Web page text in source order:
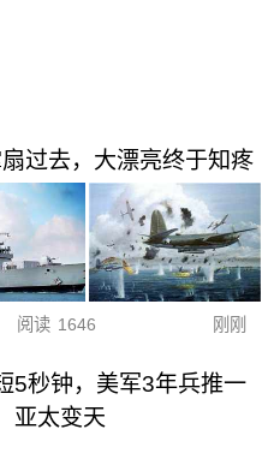
过去，大漂亮终于知疼
阅读 1646 刚刚
5秒钟，美军3年兵推一
亚太变天